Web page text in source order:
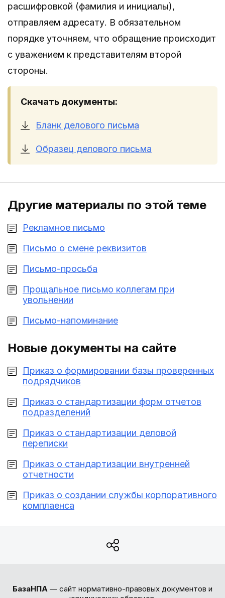
расшифровкой (фамилия и инициалы),
отправляем адресату. В обязательном
порядке уточняем, что обращение происходит
с уважением к представителям второй
стороны.
Скачать документы:
Бланк делового письма
Образец делового письма
Другие материалы по этой теме
Рекламное письмо
Письмо о смене реквизитов
Письмо-просьба
Прощальное письмо коллегам при
увольнении
Письмо-напоминание
Новые документы на сайте
Приказ о формировании базы проверенных
подрядчиков
Приказ о стандартизации форм отчетов
подразделений
Приказ о стандартизации деловой
переписки
Приказ о стандартизации внутренней
отчетности
Приказ о создании службы корпоративного
комплаенса
БазаНПА — сайт нормативно-правовых документов и